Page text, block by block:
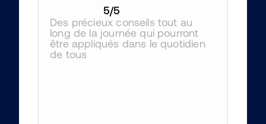
5/5
Des précieux conseils tout au
long de la journée qui pourront
être appliqués dans le quotidien
de tous